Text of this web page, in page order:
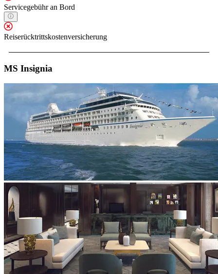
Servicegebühr an Bord
Reiserücktrittskostenversicherung
MS Insignia